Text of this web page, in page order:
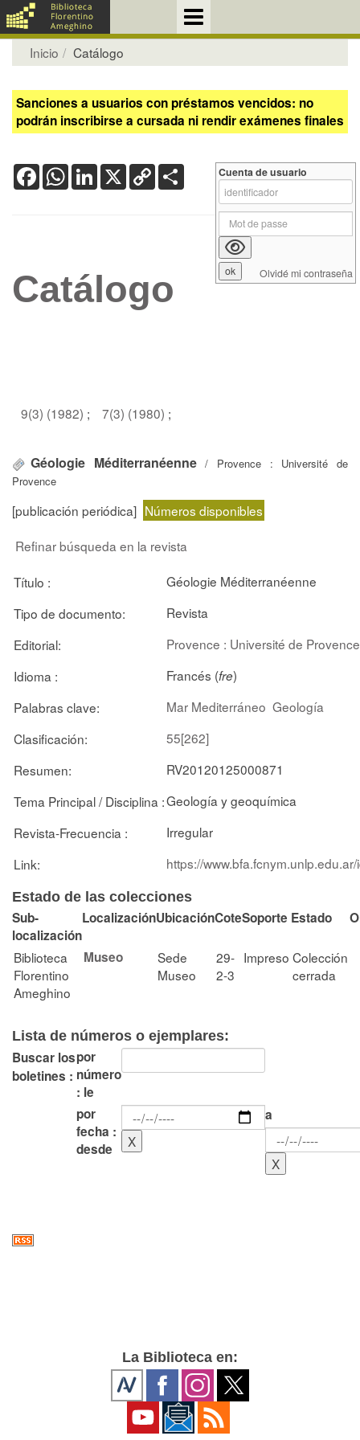
Inicio Catálogo
Sanciones a usuarios con préstamos vencidos: no
podrán inscribirse a cursada ni rendir exámenes finales
FacebookWhatsApp
LinkedIn
X Copy
Link
Catálogo
9(3) (1982) ; 7(3) (1980) ;
Géologie Méditerranéenne/ Provence : Université de
Provence
[publicación periódica] Números disponibles
Refinar búsqueda en la revista
Título :
Géologie Méditerranéenne
Tipo de documento:
Revista
Editorial:
Provence : Université de Provence
Idioma :
Francés (fre)
Palabras clave:
Mar Mediterráneo Geología
Clasificación:
55[262]
Resumen:
RV20120125000871
Tema Principal / Disciplina :Geología y geoquímica
Revista-Frecuencia :
Irregular
Link:
https://
Estado de las colecciones
Sub-
localización
LocalizaciónUbicaciónCoteSoporte Estado
Biblioteca
Florentino
Ameghino
Museo
Sede
Museo
29-
2-3
Impreso Colección
cerrada
Lista de números o ejemplares:
Buscar los
boletines :
por
número
: le
por
fecha :
desde
a
Cuenta de usuario
Olvidé mi contraseña
La Biblioteca en: